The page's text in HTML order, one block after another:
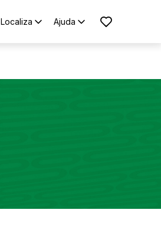
Localiza Ajuda